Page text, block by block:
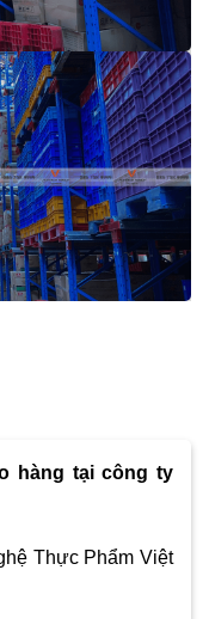
hàng tại công ty
Thực Phẩm Việt